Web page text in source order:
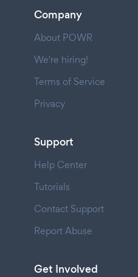
Company
About POWR
We're hiring!
Terms of Service
Privacy
Support
Help Center
Tutorials
Contact Support
Report Abuse
Get Involved